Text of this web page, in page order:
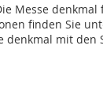
Messe
finden Sie
denkmal mit den